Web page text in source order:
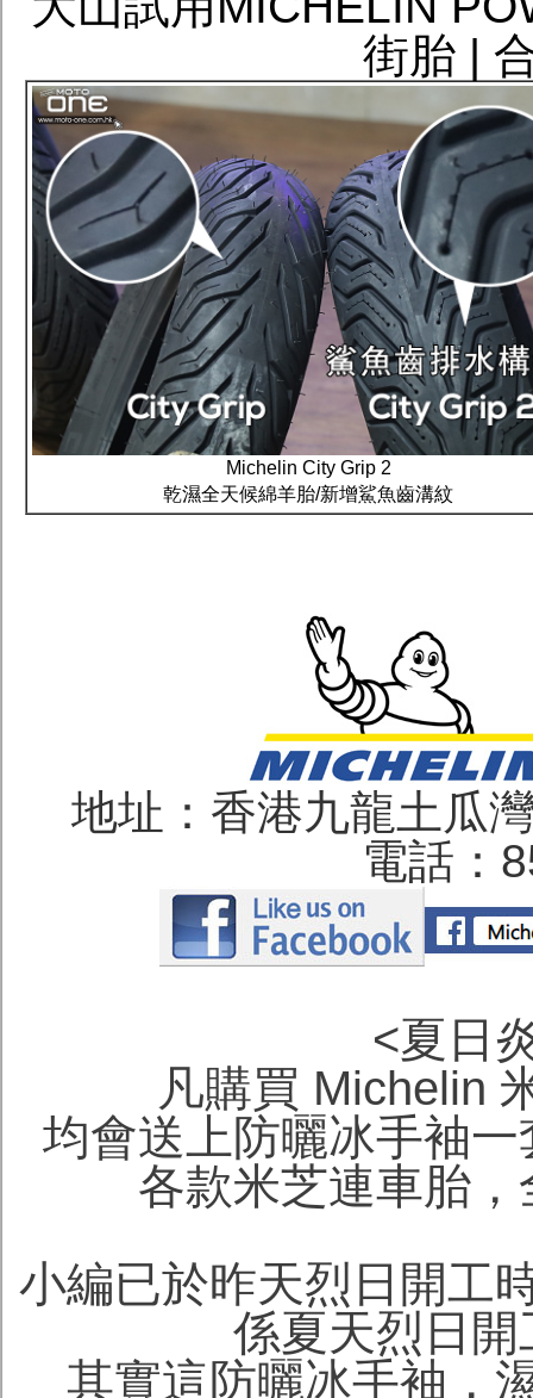
街胎 |
Michelin City Grip 2
乾濕全天候綿羊胎/新增鯊魚齒溝紋
地址：香港九龍土瓜
電話：
<夏日
凡購買 Michelin
均會送上防曬冰手袖
各款米芝連車胎
小編已於昨天烈日開工
係夏天烈日
其實這防曬冰手袖，